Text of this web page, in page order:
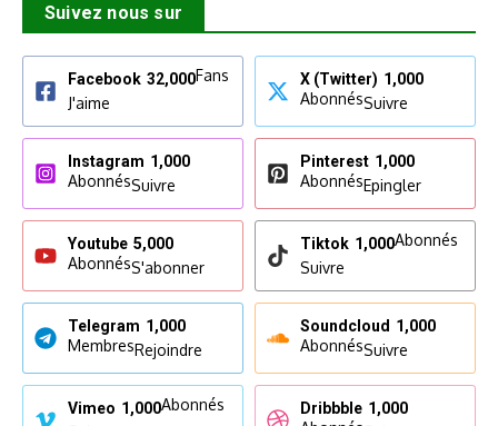
Suivez nous sur
Facebook 32,000Fans
J'aime
X (Twitter) 1,000
AbonnésSuivre
Instagram 1,000
AbonnésSuivre
Pinterest 1,000
AbonnésEpingler
Youtube 5,000
AbonnésS'abonner
Tiktok 1,000Abonnés
Suivre
Telegram 1,000
MembresRejoindre
Soundcloud 1,000
AbonnésSuivre
Vimeo 1,000Abonnés
Dribbble 1,000